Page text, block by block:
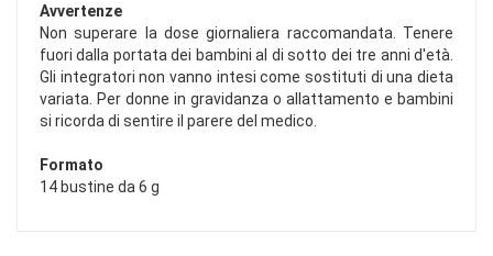
Avvertenze
Non superare la dose giornaliera raccomandata. Tenere
fuori dalla portata dei bambini al di sotto dei tre anni d'età.
Gli integratori non vanno intesi come sostituti di una dieta
variata. Per donne in gravidanza o allattamento e bambini
si ricorda di sentire il parere del medico.
Formato
14 bustine da 6 g